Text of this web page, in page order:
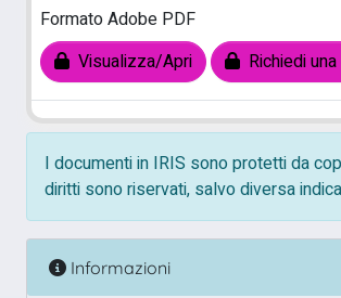
Formato Adobe PDF
Visualizza/Apri
Richiedi
I documenti in IRIS sono protetti da
diritti sono riservati, salvo diversa
Informazioni